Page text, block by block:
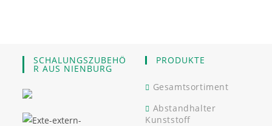
SCHALUNGSZUBEHÖ
R AUS NIENBURG
PRODUKTE
Gesamtsortiment
Abstandhalter
Kunststoff